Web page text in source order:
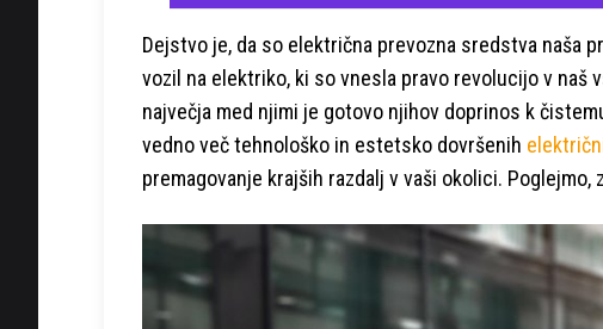
Dejstvo je, da so električna prevozna sredstva naša
vozil na elektriko, ki so vnesla pravo revolucijo v naš
največja med njimi je gotovo njihov doprinos k
vedno več tehnološko in estetsko dovršenih
premagovanje krajših razdalj v vaši okolici. Poglejmo,